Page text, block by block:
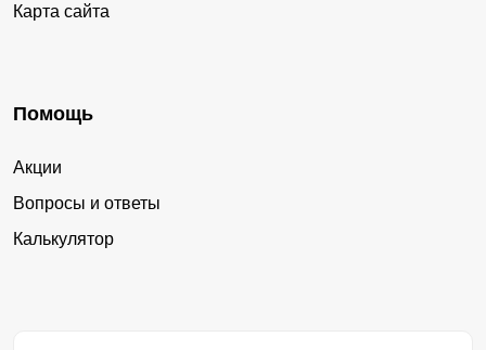
Карта сайта
Помощь
Акции
Вопросы и ответы
Калькулятор